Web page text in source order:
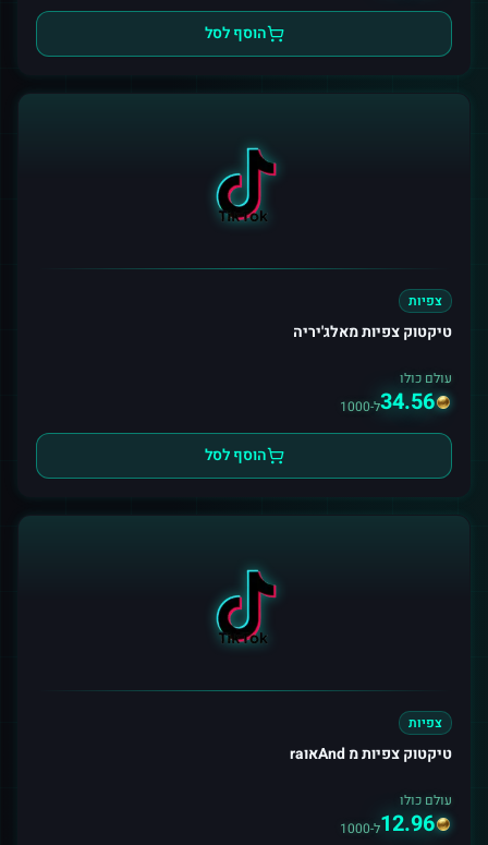
הוסף לסל
צפיות
טיקטוק צפיות מאלג'יריה
עולם כולו
34.56ל-1000
הוסף לסל
צפיות
טיקטוק צפיות מ Andאוra
עולם כולו
12.96ל-1000